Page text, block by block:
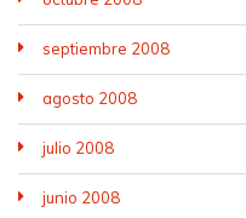
septiembre 2008
agosto 2008
julio 2008
junio 2008